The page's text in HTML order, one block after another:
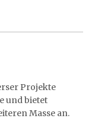
Projekte
und bietet
Masse an.